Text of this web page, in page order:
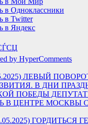
by HyperComments
ЛЕВЫЙ
В ДНИ
ПОБЕДЫ
В ЦЕНТРЕ МОСКВЫ
ГОРДИТЬСЯ